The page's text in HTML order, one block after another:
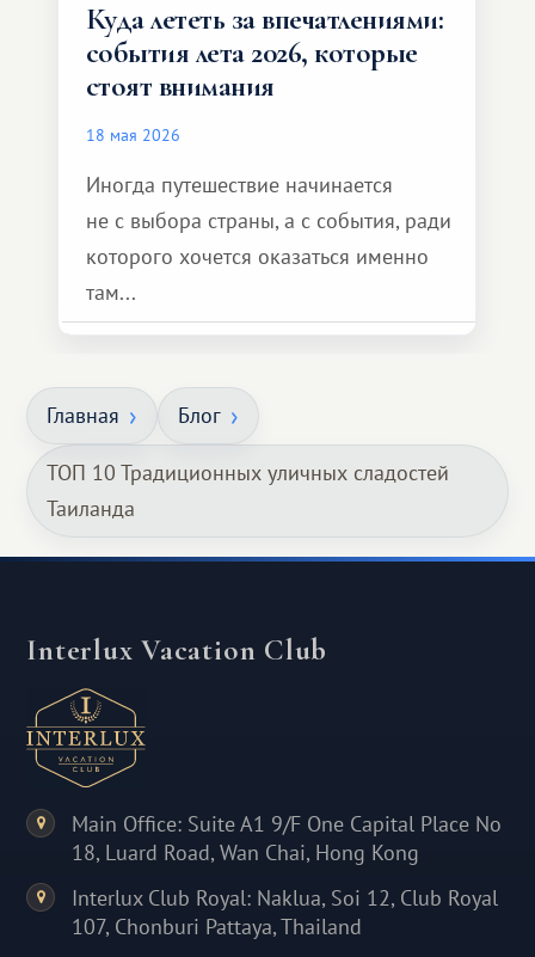
Куда лететь за впечатлениями:
события лета 2026, которые
стоят внимания
18 мая 2026
Иногда путешествие начинается
не с выбора страны, а с события, ради
которого хочется оказаться именно
там...
Главная Блог
ТОП 10 Традиционных уличных сладостей
Таиланда
Interlux Vacation Club
Main Office: Suite A1 9/F One Capital Place No
18, Luard Road, Wan Chai, Hong Kong
Interlux Club Royal: Naklua, Soi 12, Club Royal
107, Chonburi Pattaya, Thailand